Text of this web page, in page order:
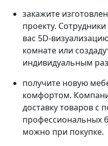
закажите
проекту.
вас 5D-
комнате или
индивидуальным
получите новую
комфортом.
доставку товаров
профессиональных
можно при покупке.